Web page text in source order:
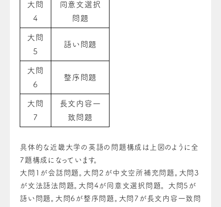
大問
4
同意文選択
問題
大問
5
語い問題
大問
6
整序問題
大問
7
長文内容一
致問題
具体的な近畿大学の英語の問題構成は上図の ように全
7題構成になっています。
大問1が会話問題。大問 ２ が中文空所補充問題。大問3
が文法語法 問題。大問4が同意文選択 問題。 大問5が
語い 問題 。大問6が整序 問題 。大問7が長文内容一致問